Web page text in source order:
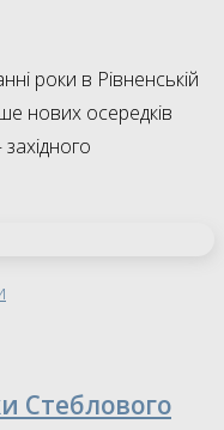
роки в Рівненській
нових осередків
Стеблового